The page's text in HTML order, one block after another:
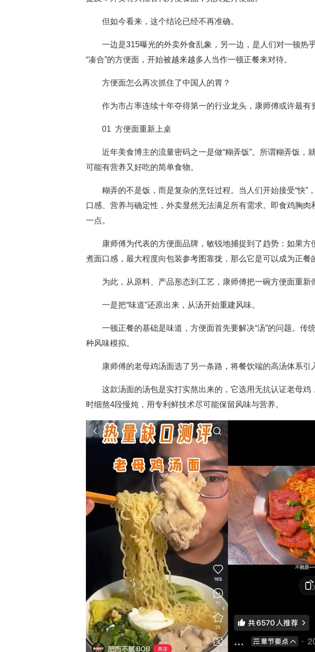
但如今看来，这个结论已经不再准确。
一边是315曝光的外卖外食乱象，另一边，是人们对一顿热
“凑合”的方便面，开始被越来越多人当作一顿正餐来对待。
方便面怎么再次抓住了中国人的胃？
作为市占率连续十年夺得第一的行业龙头，康师傅或许最有
01 方便面重新上桌
近年美食博主的流量密码之一是做“糊弄饭”。所谓糊弄饭，
可能有营养又好吃的简单食物。
糊弄的不是饭，而是复杂的烹饪过程。当人们开始接受“快”，
口感、营养与确定性，外卖显然无法满足所有需求。即食鸡胸肉
一点。
康师傅为代表的方便面品牌，敏锐地捕捉到了趋势：如果方
煮面口感，最大程度向包装参考图靠拢，那么它是可以成为正餐
为此，从原料、产品形态到工艺，康师傅把一碗方便面重新
一是把“味道”还原出来，从汤开始重建风味。
一顿正餐的基础是味道，方便面首先要解决“汤”的问题。传
种风味模拟。
康师傅的老母鸡汤面选了另一条路，将餐饮端的高汤体系引
这款汤面的汤包是实打实熬出来的，它选用无抗认证老母鸡
时细熬4段慢炖，用专利鲜技术尽可能保留风味与营养。